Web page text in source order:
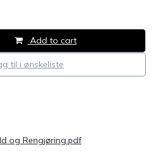
Add to cart
til i ønskeliste
og Rengjøring.pdf